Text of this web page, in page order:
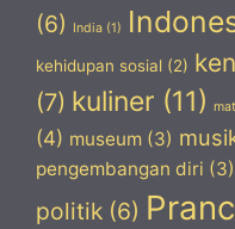
(6)
India (1)
kehidupan sosial (2)
(7) kuliner (11)
(4) museum (3)
pengembangan diri (3)
politik (6)